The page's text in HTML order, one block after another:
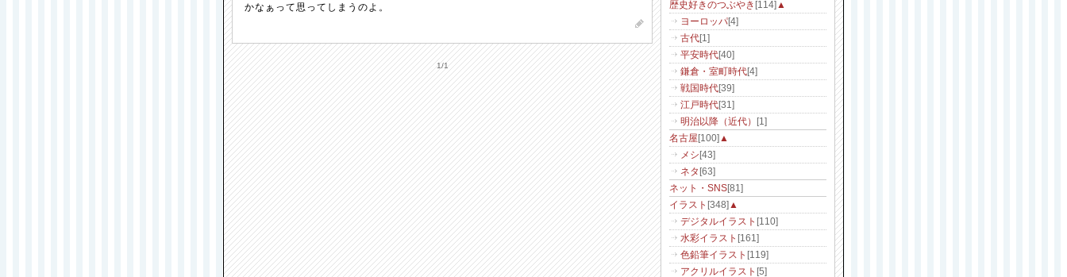
かなぁって思ってしまうのよ。
1/1
歴史好きのつぶやき [114] ▲
ヨーロッパ[4]
古代[1]
平安時代[40]
鎌倉・室町時代[4]
戦国時代[39]
江戸時代[31]
明治以降（近代）
[1]
名古屋 [100] ▲
メシ [43]
ネタ [63]
ネット・SNS[81]
イラスト [348] ▲
デジタルイラスト [110]
水彩イラスト [161]
色鉛筆イラスト [119]
アクリルイラスト [5]